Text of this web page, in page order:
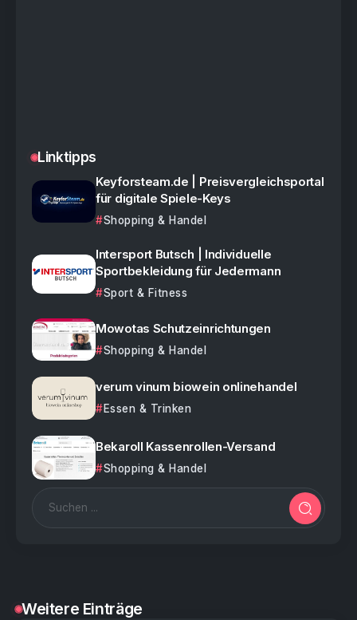
Linktipps
Keyforsteam.de | Preisvergleichsportal
für digitale Spiele-Keys
Shopping & Handel
Intersport Butsch | Individuelle
Sportbekleidung für Jedermann
Sport & Fitness
Mowotas Schutzeinrichtungen
Shopping & Handel
verum vinum biowein onlinehandel
Essen & Trinken
Bekaroll Kassenrollen-Versand
Shopping & Handel
Weitere Einträge